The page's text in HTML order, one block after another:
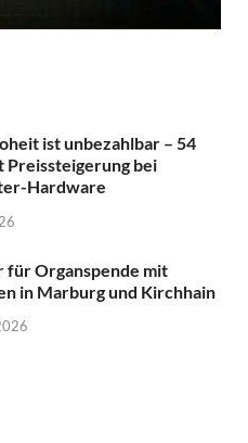
ist unbezahlbar – 54
Preissteigerung bei
Hardware
für Organspende mit
in Marburg und Kirchhain